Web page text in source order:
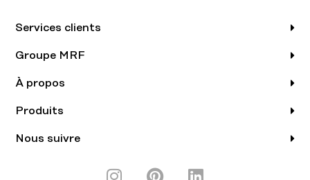
Services clients
Groupe MRF
À propos
Produits
Nous suivre
I P L